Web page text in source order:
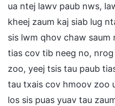
ua ntej lawv paub nws,
kheej zaum kaj siab lug
sis lwm qhov chaw saum
tias cov tib neeg no,
zoo, yeej tsis tau paub
tau txais cov hmoov zoo
los sis puas yuav tau